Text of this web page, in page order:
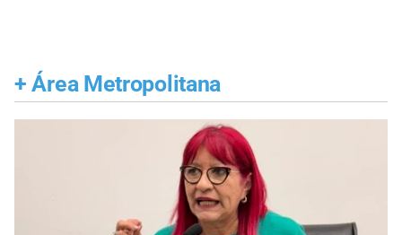
+ Área Metropolitana